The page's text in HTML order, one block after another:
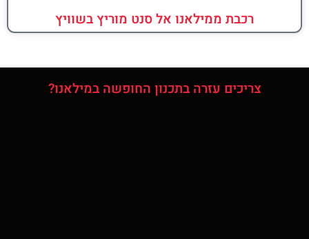
רכבת ממילאנו אל סנט מוריץ בשוויץ
צריכים עזרה בתכנון החופשה במילאנו?